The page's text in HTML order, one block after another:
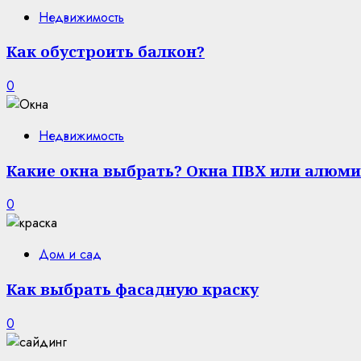
Недвижимость
Как обустроить балкон?
0
Недвижимость
Какие окна выбрать? Окна ПВХ или
0
Дом и сад
Как выбрать фасадную краску
0